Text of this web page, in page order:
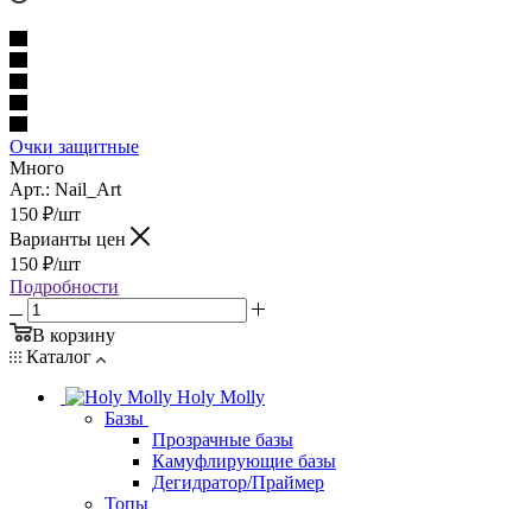
Очки защитные
Много
Арт.: Nail_Art
150 ₽/шт
Варианты цен
150 ₽/шт
Подробности
В корзину
Каталог
Holy Molly
Базы
Прозрачные базы
Камуфлирующие базы
Дегидратор/Праймер
Топы